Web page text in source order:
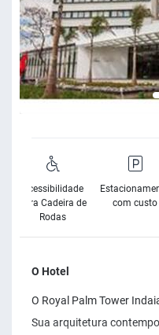
Acessibilidade
para Cadeira de
Rodas
com custo
O Hotel
O Royal Palm Tower
Sua arquitetura